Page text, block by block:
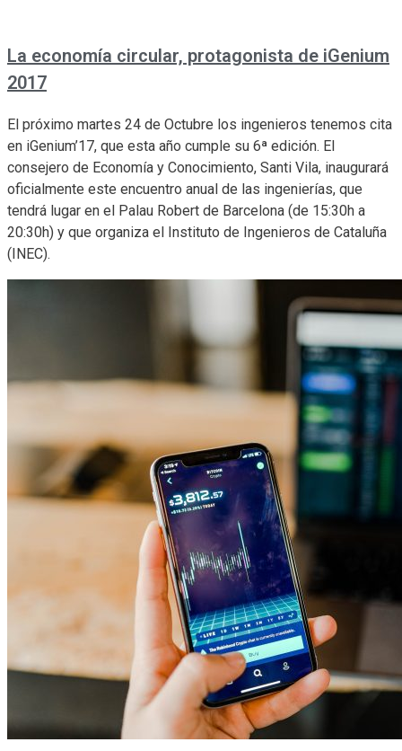
La economía circular, protagonista de iGenium
2017
El próximo martes 24 de Octubre los ingenieros tenemos cita
en iGenium’17, que esta año cumple su 6ª edición. El
consejero de Economía y Conocimiento, Santi Vila, inaugurará
oficialmente este encuentro anual de las ingenierías, que
tendrá lugar en el Palau Robert de Barcelona (de 15:30h a
20:30h) y que organiza el Instituto de Ingenieros de Cataluña
(INEC).